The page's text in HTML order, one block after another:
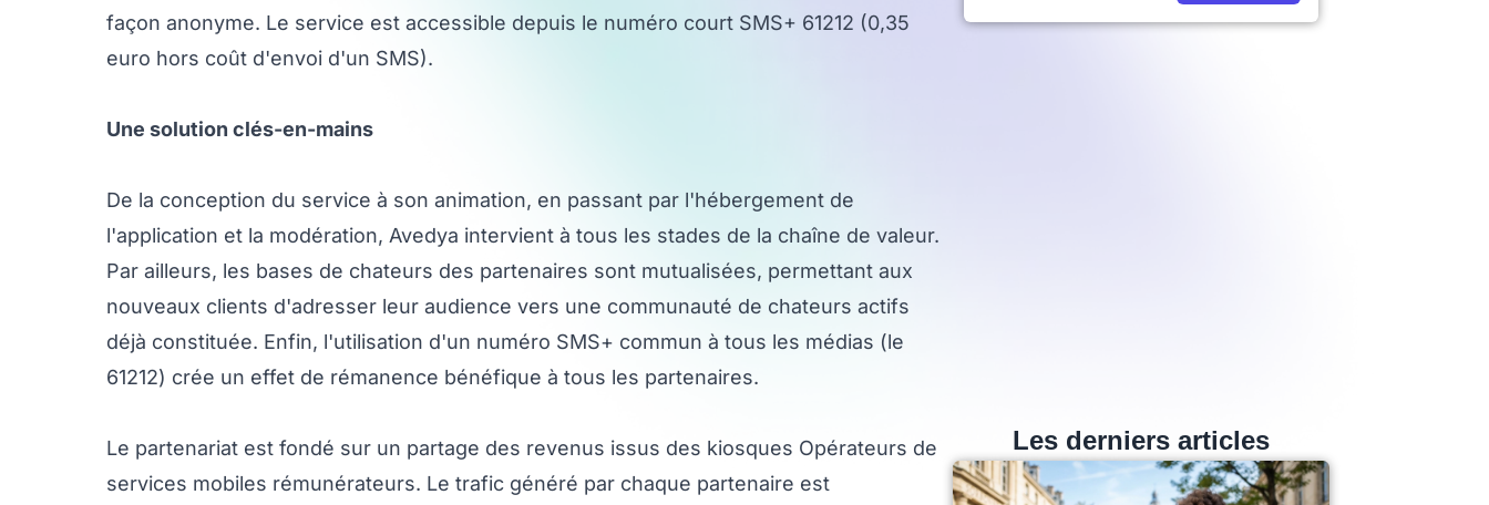
façon anonyme. Le service est accessible depuis le numéro court SMS+ 61212 (0,35
euro hors coût d'envoi d'un SMS).
Une solution clés-en-mains
De la conception du service à son animation, en passant par l'hébergement de
l'application et la modération, Avedya intervient à tous les stades de la chaîne de valeur.
Par ailleurs, les bases de chateurs des partenaires sont mutualisées, permettant aux
nouveaux clients d'adresser leur audience vers une communauté de chateurs actifs
déjà constituée. Enfin, l'utilisation d'un numéro SMS+ commun à tous les médias (le
61212) crée un effet de rémanence bénéfique à tous les partenaires.
Le partenariat est fondé sur un partage des revenus issus des kiosques Opérateurs de
services mobiles rémunérateurs. Le trafic généré par chaque partenaire est
Les derniers articles